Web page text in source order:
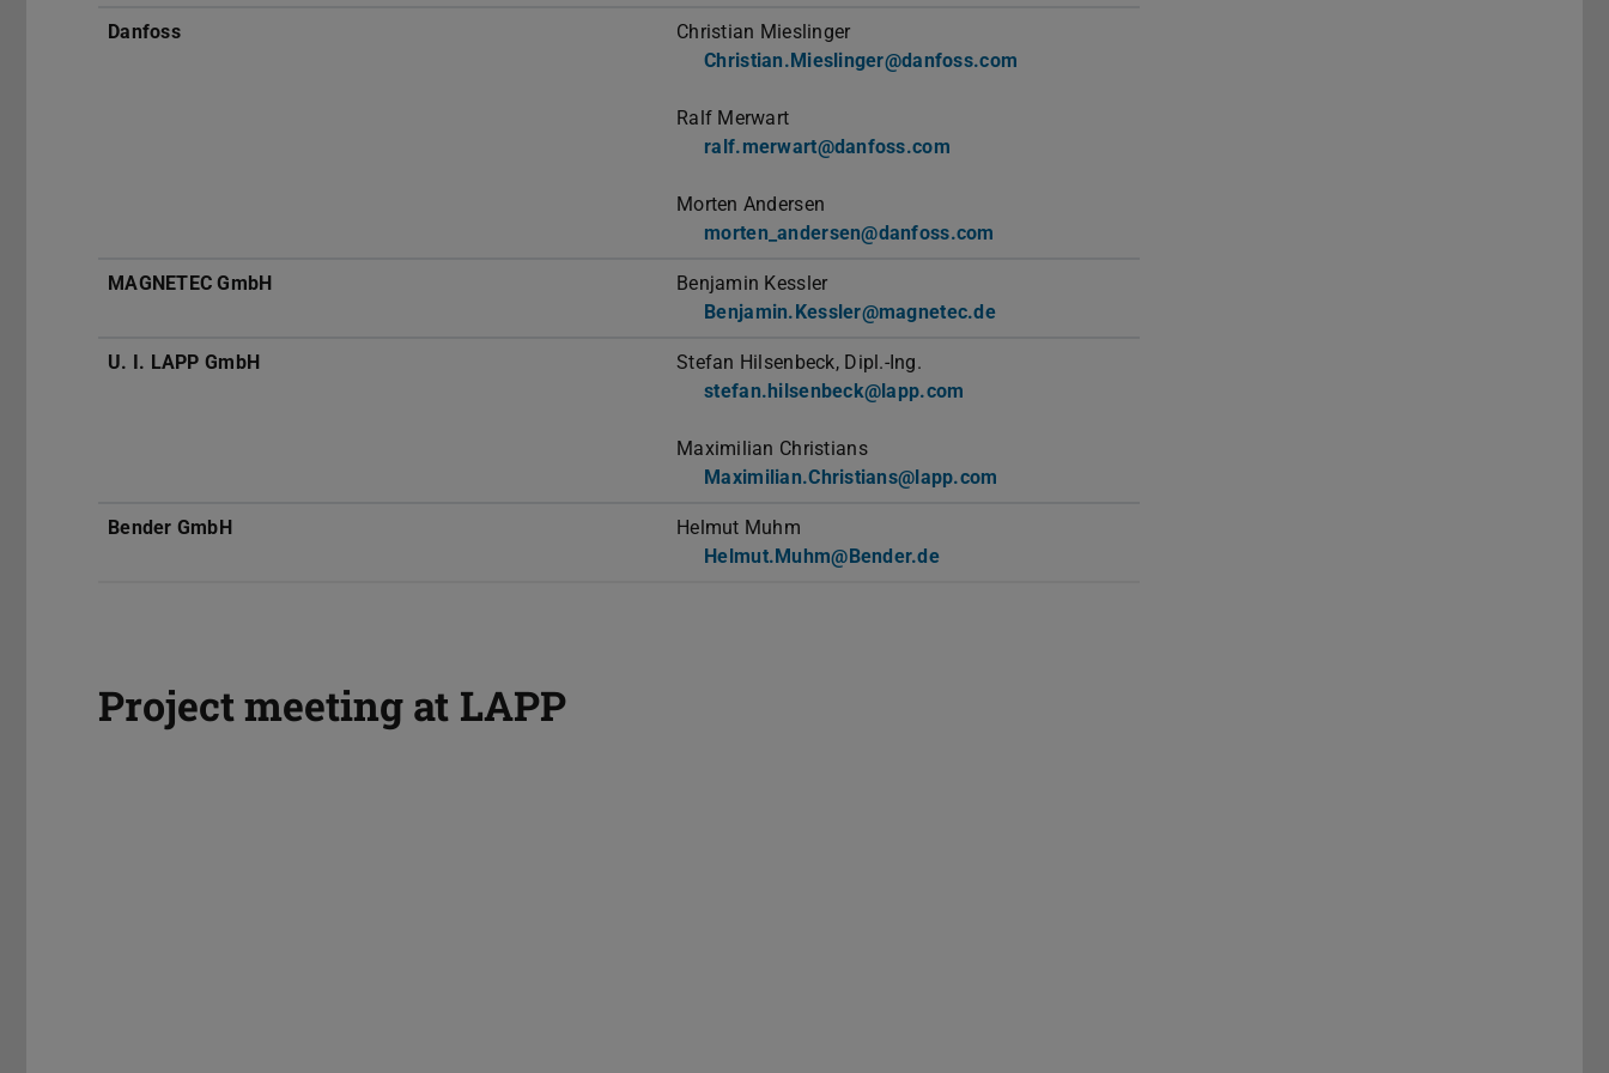
Danfoss
Christian Mieslinger
Christian.Mieslinger@danfoss.com
Ralf Merwart
ralf.merwart@danfoss.com
Morten Andersen
morten_andersen@danfoss.com
MAGNETEC GmbH
Benjamin Kessler
Benjamin.Kessler@magnetec.de
U. I. LAPP GmbH
Stefan Hilsenbeck, Dipl.-Ing.
stefan.hilsenbeck@lapp.com
Maximilian Christians
Maximilian.Christians@lapp.com
Bender GmbH
Helmut Muhm
Helmut.Muhm@Bender.de
Project meeting at LAPP